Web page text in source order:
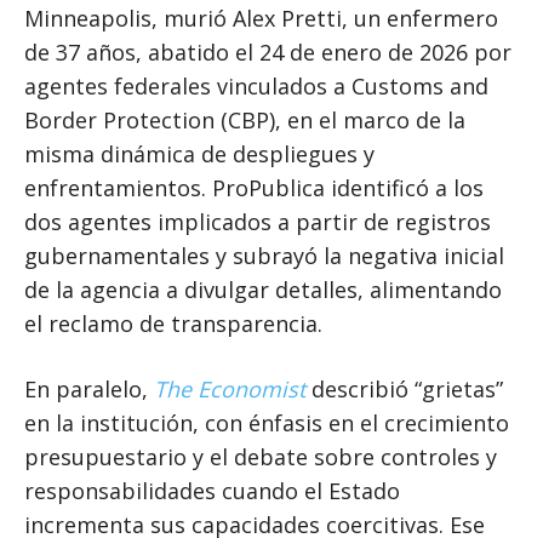
Minneapolis, murió Alex Pretti, un enfermero
de 37 años, abatido el 24 de enero de 2026 por
agentes federales vinculados a Customs and
Border Protection (CBP), en el marco de la
misma dinámica de despliegues y
enfrentamientos. ProPublica identificó a los
dos agentes implicados a partir de registros
gubernamentales y subrayó la negativa inicial
de la agencia a divulgar detalles, alimentando
el reclamo de transparencia.
En paralelo, The Economistdescribió “grietas”
en la institución, con énfasis en el crecimiento
presupuestario y el debate sobre controles y
responsabilidades cuando el Estado
incrementa sus capacidades coercitivas. Ese